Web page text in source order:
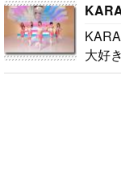
大好
りま
マ